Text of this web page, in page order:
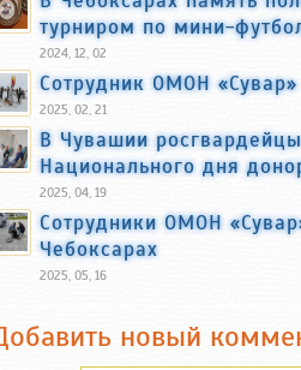
турниром по мини-
2024, 12, 02
Сотрудник ОМОН
2025, 02, 21
В Чувашии
Национального дня
2025, 04, 19
Cотрудники ОМОН
Чебоксарах
2025, 05, 16
новый